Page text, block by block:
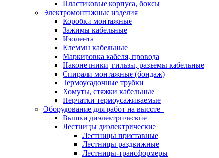
Пластиковые корпуса, боксы
Электромонтажные изделия
Коробки монтажные
Зажимы кабельные
Изолента
Клеммы кабельные
Маркировка кабеля, провода
Наконечники, гильзы, разъемы кабельные
Спирали монтажные (бондаж)
Термоусадочные трубки
Хомуты, стяжки кабельные
Перчатки термоусаживаемые
Оборудование для работ на высоте
Вышки диэлектрические
Лестницы диэлектрические
Лестницы приставные
Лестницы раздвижные
Лестницы-трансформеры